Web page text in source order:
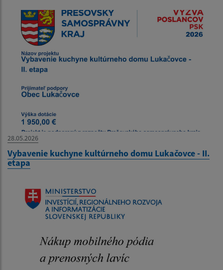
28.05.2026
Vybavenie kuchyne kultúrneho domu Lukačovce - II.
etapa